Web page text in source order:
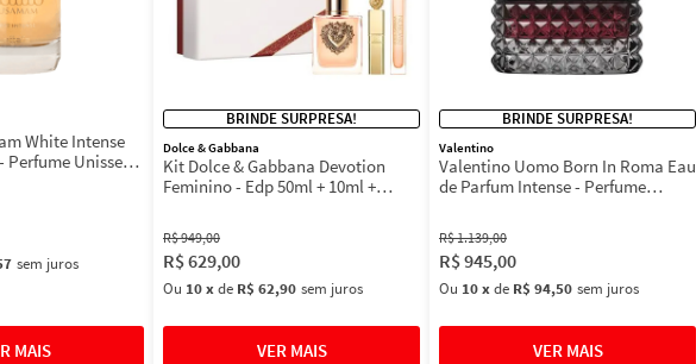
White Intense
Perfume Unissex
sem juros
BRINDE SURPRESA!
Dolce & Gabbana
Kit Dolce & Gabbana Devotion
Feminino - Edp 50ml + 10ml +
R$949,00
R$629,00
Ou 10xde R$ 62,90 sem juros
BRINDE SURPRESA!
Valentino
Valentino Uomo Born In Roma Eau
de Parfum Intense - Perfume
R$1.139,00
R$945,00
Ou 10xde R$ 94,50 sem juros